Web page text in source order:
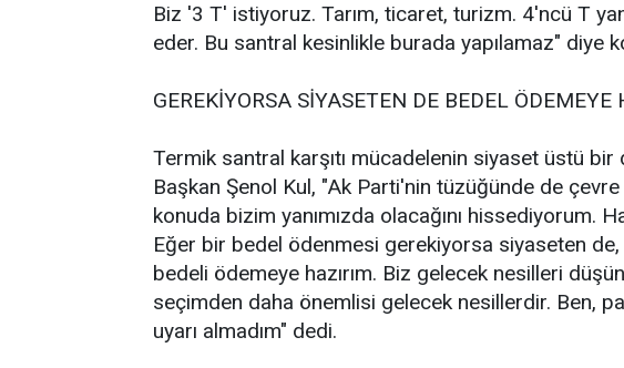
Biz '3 T' istiyoruz. Tarım, ticaret, turizm. 4'ncü T
eder. Bu santral kesinlikle burada yapılamaz" diye
GEREKİYORSA SİYASETEN DE BEDEL ÖDEMEYE
Termik santral karşıtı mücadelenin siyaset üstü
Başkan Şenol Kul, "Ak Parti'nin tüzüğünde de çevre
konuda bizim yanımızda olacağını hissediyorum.
Eğer bir bedel ödenmesi gerekiyorsa siyaseten
bedeli ödemeye hazırım. Biz gelecek nesilleri
seçimden daha önemlisi gelecek nesillerdir. Ben,
uyarı almadım" dedi.